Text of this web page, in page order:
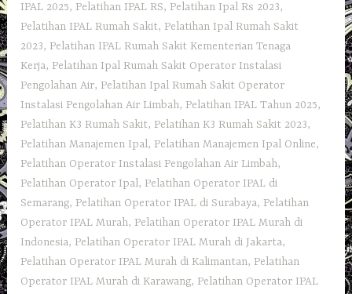
IPAL 2025, Pelatihan IPAL RS, Pelatihan Ipal Rs 2023,
Pelatihan IPAL Rumah Sakit, Pelatihan Ipal Rumah Sakit
2023, Pelatihan IPAL Rumah Sakit Kementerian Tenaga
Kerja, Pelatihan Ipal Rumah Sakit Operator Instalasi
Pengolahan Air, Pelatihan Ipal Rumah Sakit Operator
Instalasi Pengolahan Air Limbah, Pelatihan IPAL Tahun 2025,
Pelatihan K3 Rumah Sakit, Pelatihan K3 Rumah Sakit 2023,
Pelatihan Manajemen Ipal, Pelatihan Manajemen Ipal Online,
Pelatihan Operator Instalasi Pengolahan Air Limbah,
Pelatihan Operator Ipal, Pelatihan Operator IPAL di
Semarang, Pelatihan Operator IPAL di Surabaya, Pelatihan
Operator IPAL Murah, Pelatihan Operator IPAL Murah di
Indonesia, Pelatihan Operator IPAL Murah di Jakarta,
Pelatihan Operator IPAL Murah di Kalimantan, Pelatihan
Operator IPAL Murah di Karawang, Pelatihan Operator IPAL